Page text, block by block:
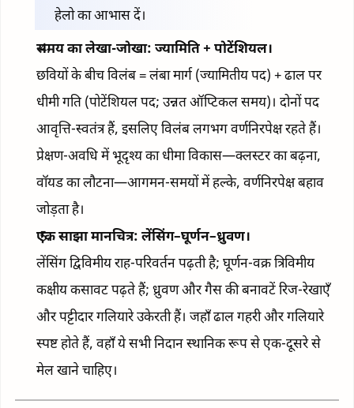
हेलो का आभास दें।
समय का लेखा-जोखा: ज्यामिति + पोटेंशियल।
छवियों के बीच विलंब = लंबा मार्ग (ज्यामितीय पद) + ढाल पर
धीमी गति (पोटेंशियल पद; उन्नत ऑप्टिकल समय)। दोनों पद
आवृत्ति-स्वतंत्र हैं, इसलिए विलंब लगभग वर्णनिरपेक्ष रहते हैं।
प्रेक्षण-अवधि में भूदृश्य का धीमा विकास—क्लस्टर का बढ़ना,
वॉयड का लौटना—आगमन-समयों में हल्के, वर्णनिरपेक्ष बहाव
जोड़ता है।
एक साझा मानचित्र: लेंसिंग–घूर्णन–ध्रुवण।
लेंसिंग द्विविमीय राह-परिवर्तन पढ़ती है; घूर्णन-वक्र त्रिविमीय
कक्षीय कसावट पढ़ते हैं; ध्रुवण और गैस की बनावटें रिज-रेखाएँ
और पट्टीदार गलियारे उकेरती हैं। जहाँ ढाल गहरी और गलियारे
स्पष्ट होते हैं, वहाँ ये सभी निदान स्थानिक रूप से एक-दूसरे से
मेल खाने चाहिए।